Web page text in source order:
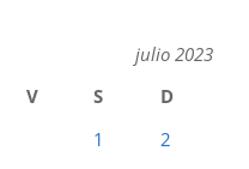
julio 2023
V S
D
1
2